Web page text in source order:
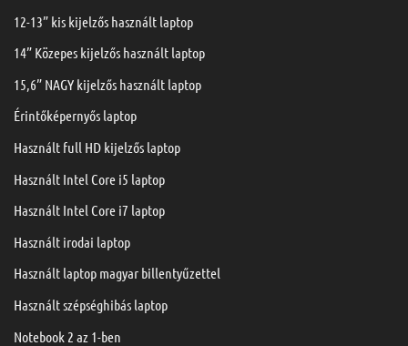
12-13” kis kijelzős használt laptop
14” Közepes kijelzős használt laptop
15,6” NAGY kijelzős használt laptop
Érintőképernyős laptop
Használt full HD kijelzős laptop
Használt Intel Core i5 laptop
Használt Intel Core i7 laptop
Használt irodai laptop
Használt laptop magyar billentyűzettel
Használt szépséghibás laptop
Notebook 2 az 1-ben